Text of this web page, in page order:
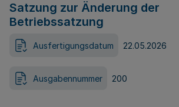
Satzung zur Änderung der
Betriebssatzung
Ausfertigungsdatum 22.05.2026
Ausgabennummer 200